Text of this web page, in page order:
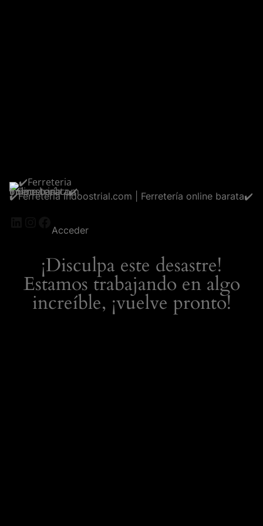
✔️Ferreteria Indoostrial.com | Ferretería online barata✔️
LinkedIn
Instagram
Facebook
Acceder
¡Disculpa este desastre!
Estamos trabajando en algo
increíble, ¡vuelve pronto!